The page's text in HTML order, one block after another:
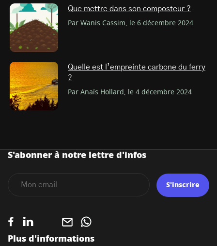
Que mettre dans son composteur ?
Par Wanis Cassim, le 6 décembre 2024
Quelle est l’empreinte carbone du ferry
?
Par Anaïs Hollard, le 4 décembre 2024
Plus d'informations
S'abonner à notre lettre d'infos
S'inscrire